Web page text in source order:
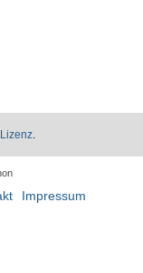
.
Impressum